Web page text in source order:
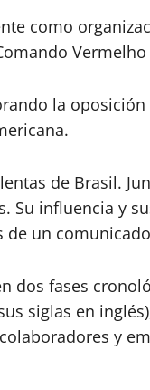
como
Vermelho
la
de Brasil.
influencia y
de un
dos fases
siglas en
y